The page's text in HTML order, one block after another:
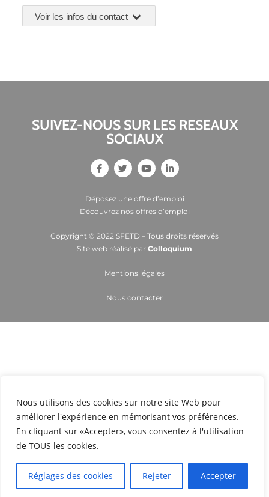
Nous utilisons des cookies sur notre site Web pour
améliorer l'expérience en mémorisant vos préférences.
En cliquant sur «Accepter», vous consentez à l'utilisation
de TOUS les cookies.
Réglages des cookies Rejeter Accepter
Voir les infos du contact
SUIVEZ-NOUS SUR LES RESEAUX
SOCIAUX
Déposez une offre d’emploi
Découvrez nos offres d’emploi
Copyright © 2022 SFETD – Tous droits réservés
Site web réalisé par Colloquium
Mentions légales
Nous contacter